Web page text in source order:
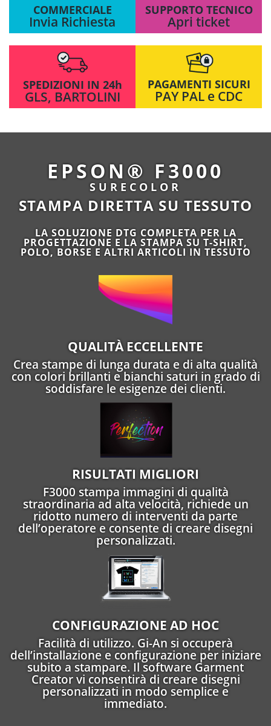
COMMERCIALE
Invia Richiesta
SUPPORTO TECNICO
Apri ticket
SPEDIZIONI IN 24h
GLS, BARTOLINI
PAGAMENTI SICURI
PAY PAL e CDC
EPSON® F3000
SURECOLOR
STAMPA DIRETTA SU TESSUTO
LA SOLUZIONE DTG COMPLETA PER LA
PROGETTAZIONE E LA STAMPA SU T-SHIRT,
POLO, BORSE E ALTRI ARTICOLI IN TESSUTO
QUALITÀ ECCELLENTE
Crea stampe di lunga durata e di alta qualità
con colori brillanti e bianchi saturi in grado di
soddisfare le esigenze dei clienti.
RISULTATI MIGLIORI
F3000 stampa immagini di qualità
straordinaria ad alta velocità, richiede un
ridotto numero di interventi da parte
dell’operatore e consente di creare disegni
personalizzati.
CONFIGURAZIONE AD HOC
Facilità di utilizzo. Gi-An si occuperà
dell’installazione e configurazione per iniziare
subito a stampare. Il software Garment
Creator vi consentirà di creare disegni
personalizzati in modo semplice e
immediato.